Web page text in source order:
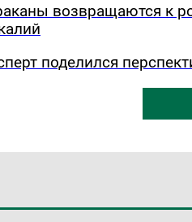
возвращаются к
поделился